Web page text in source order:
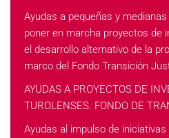
Ayudas a pequeñas y
poner en marcha proyectos de
el desarrollo alternativo de la
marco del Fondo Transición
AYUDAS A PROYECTOS DE
TUROLENSES. FONDO DE
Ayudas al impulso de